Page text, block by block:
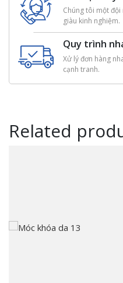
Chúng tôi một
giàu kinh nghiệm.
Quy trình
Xử lý đơn hàng
cạnh tranh.
Related